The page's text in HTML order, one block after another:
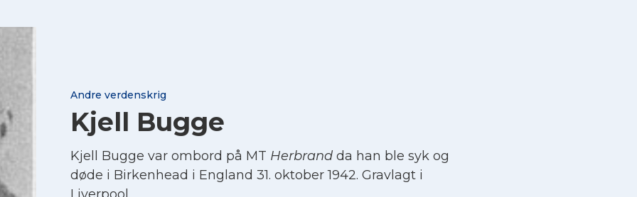
Andre verdenskrig
Kjell Bugge
Kjell Bugge var ombord på MT Herbrandda han ble syk og
døde i Birkenhead i England 31. oktober 1942. Gravlagt i